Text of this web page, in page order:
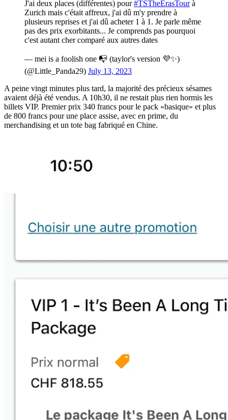
J'ai deux places (différentes) pour#TSTheErasTourà
Zurich mais c'était affreux, j'ai dû m'y prendre à
plusieurs reprises et j'ai dû acheter 1 à 1. Je parle même
pas des prix exorbitants... Je comprends pas pourquoi
c'est autant cher comparé aux autres dates
— mei is a foolish one 📭 (taylor's version 💜✨)
(@Little_Panda29) July 13, 2023
A peine vingt minutes plus tard, la majorité des précieux sésames
avaient déjà été vendus. A 10h30, il ne restait plus rien hormis les
billets VIP. Premier prix 340 francs pour le pack «basique» et plus
de 800 francs pour une place assise, avec en prime, du
merchandising et un tote bag fabriqué en Chine.